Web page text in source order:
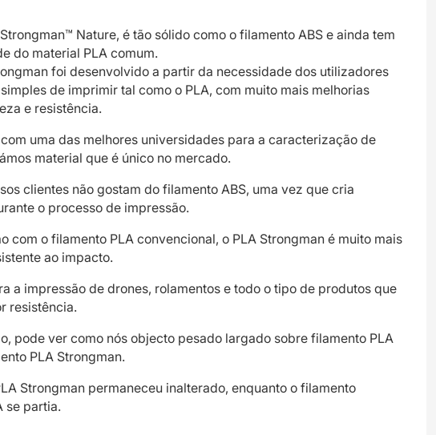
Nature, é tão sólido como o filamento ABS e ainda tem
do material PLA comum.
foi desenvolvido a partir da necessidade dos utilizadores
de imprimir tal como o PLA, com muito mais melhorias
e resistência.
uma das melhores universidades para a caracterização de
material que é único no mercado.
clientes não gostam do filamento ABS, uma vez que cria
o processo de impressão.
com o filamento PLA convencional, o PLA Strongman é muito mais
ao impacto.
a impressão de drones, rolamentos e todo o tipo de produtos que
resistência.
pode ver como nós objecto pesado largado sobre filamento PLA
PLA Strongman.
Strongman permaneceu inalterado, enquanto o filamento
se partia.